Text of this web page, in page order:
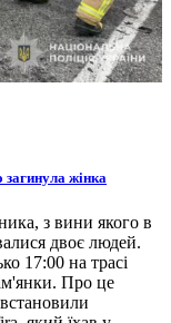
загинула жінка
з вини якого в
двоє людей.
17:00 на трасі
Про це